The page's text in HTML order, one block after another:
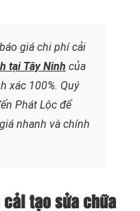
giá chi phí cải
tại Tây Ninh của
xác 100%. Quý
Phát Lộc để
nhanh và chính
cải tạo sửa chữa